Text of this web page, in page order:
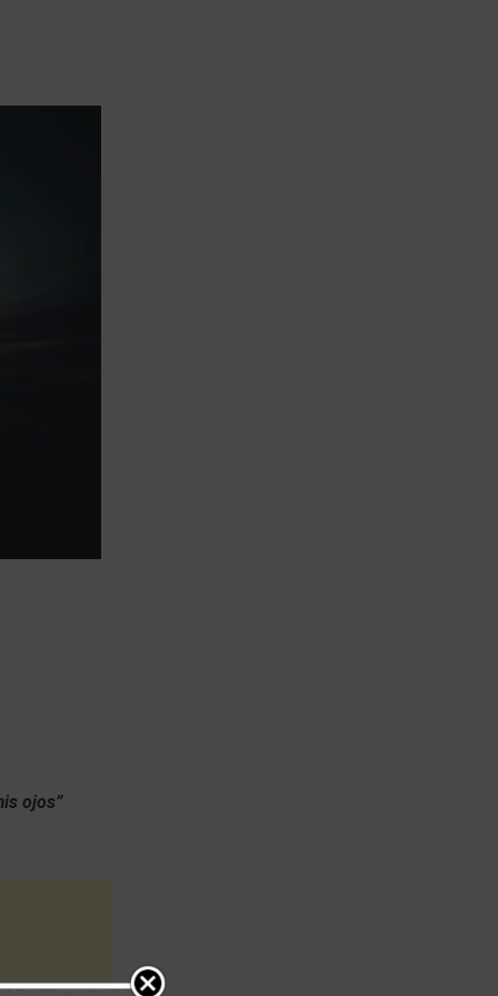
ojos”